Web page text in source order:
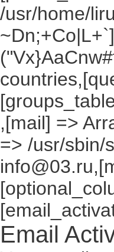
/usr/home/
,[mail] =>
=> /usr/sbin/
Email